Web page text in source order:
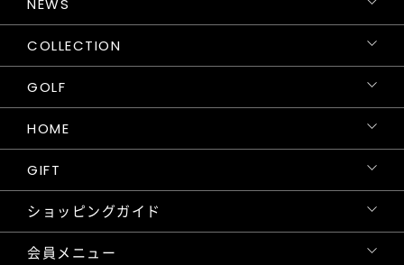
NEWS
COLLECTION
GOLF
HOME
GIFT
ショッピングガイド
会員メニュー